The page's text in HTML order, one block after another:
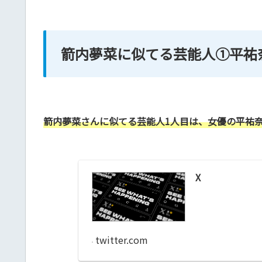
箭内夢菜に似てる芸能人①平祐
箭内夢菜さんに似てる芸能人1人目は、女優の平祐
X
twitter.com